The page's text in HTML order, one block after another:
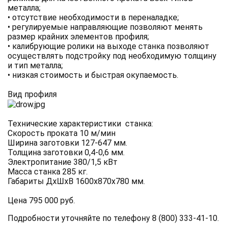
металла;
• отсутствие необходимости в переналадке;
• регулируемые направляющие позволяют менять
размер крайних элементов профиля;
• калибрующие ролики на выходе станка позволяют
осуществлять подстройку под необходимую толщину
и тип металла;
• низкая стоимость и быстрая окупаемость.
Вид профиля
Технические характеристики станка:
Скорость проката 10 м/мин
Ширина заготовки 127-647 мм.
Толщина заготовки 0,4-0,6 мм.
Электропитание 380/1,5 кВт
Масса станка 285 кг.
Габариты ДхШхВ 1600х870х780 мм.
Цена 795 000 руб.
Подробности уточняйте по телефону 8 (800) 333-41-10.